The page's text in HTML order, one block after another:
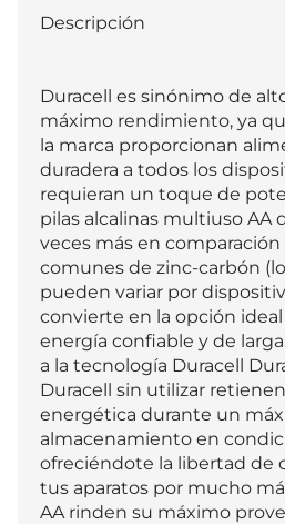
Descripción
Duracell es sinónimo de
máximo rendimiento, ya
la marca proporcionan
duradera a todos los
requieran un toque de
pilas alcalinas multiuso AA
veces más en comparación
comunes de zinc-carbón
pueden variar por
convierte en la opción
energía confiable y de larga
a la tecnología Duracell
Duracell sin utilizar
energética durante un
almacenamiento en
ofreciéndote la libertad de
tus aparatos por mucho
AA rinden su máximo